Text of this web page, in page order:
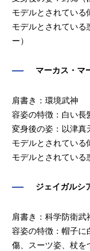
モデルとされている
モデルとされてい
ー）
マーカス・マ
肩書き：環境武神
容姿の特徴：白い長
変身後の姿：以津真
モデルとされている
モデルとされている
ジェイガルシ
肩書き：科学防衛武
容姿の特徴：帽子に
傷、スーツ姿、杖を